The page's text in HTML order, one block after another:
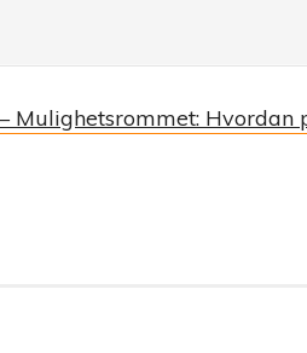
Mulighetsrommet: Hvordan